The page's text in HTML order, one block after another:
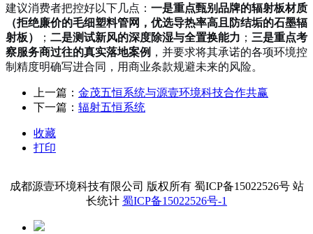
建议消费者把控好以下几点： 一是重点甄别品牌的辐射板材质
（拒绝廉价的毛细塑料管网，优选导热率高且防结垢的石墨辐
射板）
； 二是测试新风的深度除湿与全置换能力 ； 三是重点考
察服务商过往的真实落地案例 ，并要求将其承诺的各项环境控
制精度明确写进合同，用商业条款规避未来的风险。
上一篇： 金茂五恒系统与源壹环境科技合作共赢
下一篇： 辐射五恒系统
收藏
打印
成都源壹环境科技有限公司 版权所有 蜀ICP备15022526号 站
长统计 蜀ICP备15022526号-1